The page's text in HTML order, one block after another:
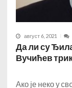
август 6, 2021
Да ли су
Вучићев
Ако је неко у